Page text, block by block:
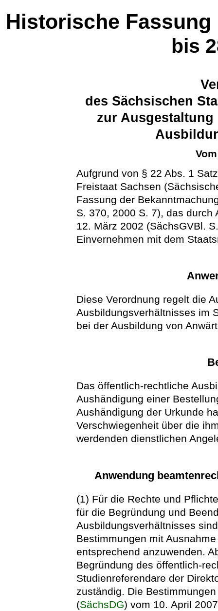
Historische Fassung
bis
des Sächsischen
zur
Aufgrund von § 22 Abs. 1
Freistaat Sachsen
Fassung der
S. 370, 2000 S. 7), das durch
12. März 2002 (SächsGVBl.
Einvernehmen mit dem
Diese Verordnung regelt die
Ausbildungsverhältnisses im
bei der Ausbildung von
Das öffentlich-rechtliche
Aushändigung einer
Aushändigung der Urkunde
Verschwiegenheit über die
werdenden dienstlichen
Anwendung
(1) Für die Rechte und
für die Begründung und
Ausbildungsverhältnisses
Bestimmungen mit
entsprechend anzuwenden.
Begründung des öffentlich-
Studienreferendare der
zuständig. Die
(SächsDG) vom 10. April